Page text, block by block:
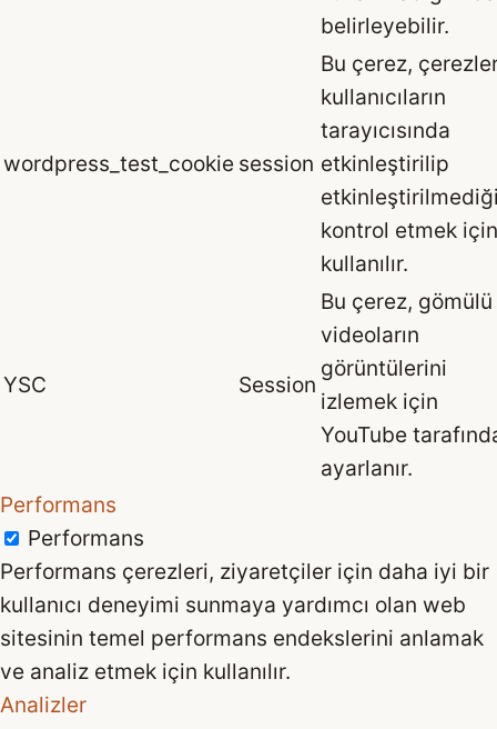
belirleyebilir.
wordpress_test_cookie session
Bu çerez,
kullanıcıların
tarayıcısında
etkinleştirilip
kontrol etmek için
kullanılır.
YSC Session
Bu çerez, gömülü
videoların
görüntülerini
izlemek için
YouTube
ayarlanır.
Performans
Performans
Performans çerezleri, ziyaretçiler için daha iyi bir
kullanıcı deneyimi sunmaya yardımcı olan web
sitesinin temel performans endekslerini anlamak
ve analiz etmek için kullanılır.
Analizler